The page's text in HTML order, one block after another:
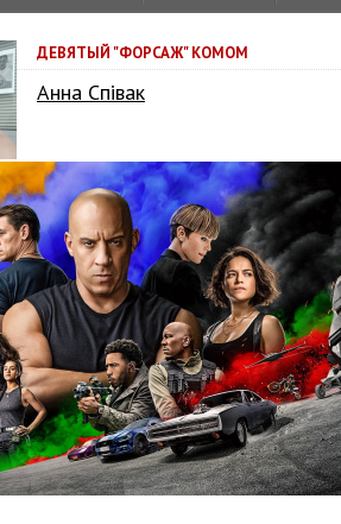
ДЕВЯТЫЙ "ФОРСАЖ" КОМОМ
Анна Співак